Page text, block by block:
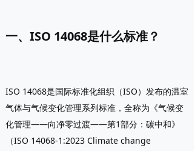
一、ISO 14068是什么标准？
ISO 14068是国际标准化组织（ISO）发布的温室
气体与气候变化管理系列标准，全称为《气候变
化管理——向净零过渡——第1部分：碳中和》
（ISO 14068-1:2023 Climate change